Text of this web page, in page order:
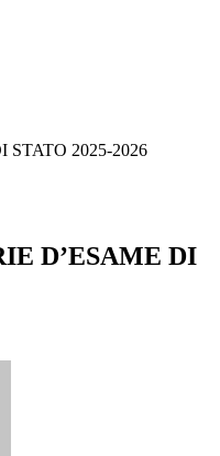
STATO 2025-2026
D’ESAME DI